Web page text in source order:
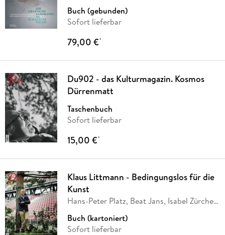
Buch (gebunden)
Sofort lieferbar
79,00 €*
Du902 - das Kulturmagazin. Kosmos
Dürrenmatt
Taschenbuch
Sofort lieferbar
15,00 €*
Klaus Littmann - Bedingungslos für die
Kunst
Hans-Peter Platz, Beat Jans, Isabel Zürcher,
Buch (kartoniert)
Sofort lieferbar